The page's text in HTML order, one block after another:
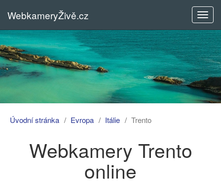
menu
WebkameryŽivě.cz
Úvodní stránka Evropa Itálie Trento
Webkamery Trento
online